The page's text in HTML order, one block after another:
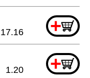
+
17.16
+
1.20